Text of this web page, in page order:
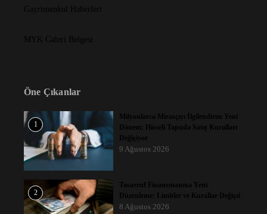
Gayrimenkul Haberleri
MYK Galeri Belgesi
Öne Çıkanlar
1
Milyonlarca Mirasçıyı İlgilendiren Yeni
Dönem: Hisseli Tapuda Satış Kuralları
Değişiyor
9 Ağustos 2026
2
Tasarruf Finansmanına Yeni
Düzenleme: Limitler ve Kurallar Değişti
8 Ağustos 2026